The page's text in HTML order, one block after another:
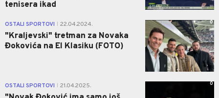
tenisera ikad
OSTALI SPORTOVI 22.04.2024.
"Kraljevski" tretman za Novaka
Đokovića na El Klasiku (FOTO)
0
OSTALI SPORTOVI 21.04.2025. 0